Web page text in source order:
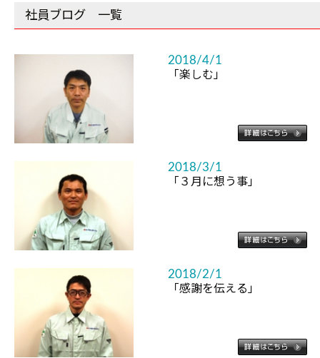
社員ブログ 一覧
2018/4/1
「楽しむ」
2018/3/1
「３月に想う事」
2018/2/1
「感謝を伝える」